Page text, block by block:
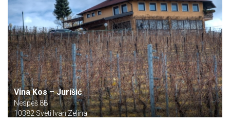
Vina Kos – Jurišić
Nespeš 8B
10382 Sveti Ivan Zelina